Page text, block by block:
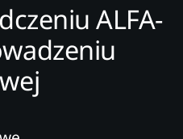
ALFA-